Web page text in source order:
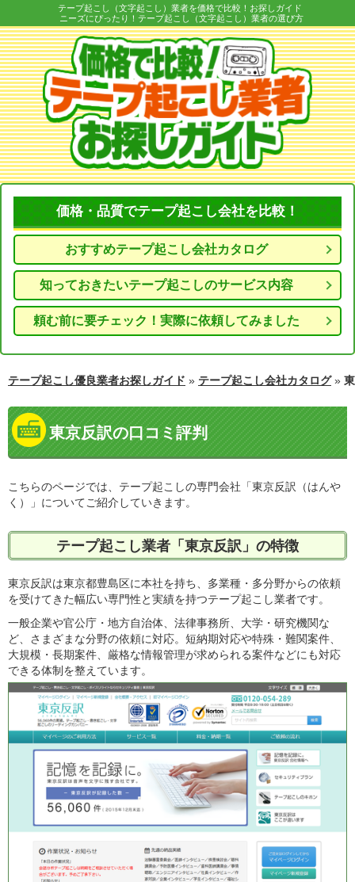
テープ起こし（文字起こし）業者を価格で比較！お探しガイド
ニーズにぴったり！テープ起こし（文字起こし）業者の選び方
価格・品質でテープ起こし会社を比較！
おすすめテープ起こし会社カタログ
知っておきたいテープ起こしのサービス内容
頼む前に要チェック！実際に依頼してみました
テープ起こし優良業者お探しガイド » テープ起こし会社カタログ»
東京反訳の口コミ評判
こちらのページでは、テープ起こしの専門会社「東京反訳（はんや
く）」についてご紹介していきます。
テープ起こし業者「東京反訳」の特徴
東京反訳は東京都豊島区に本社を持ち、多業種・多分野からの依頼
を受けてきた幅広い専門性と実績を持つテープ起こし業者です。
一般企業や官公庁・地方自治体、法律事務所、大学・研究機関な
ど、さまざまな分野の依頼に対応。短納期対応や特殊・難関案件、
大規模・長期案件、厳格な情報管理が求められる案件などにも対応
できる体制を整えています。